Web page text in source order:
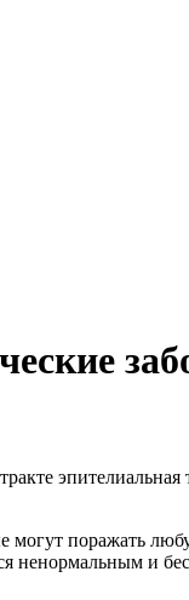
эпителиальная
поражать
ненормальным и